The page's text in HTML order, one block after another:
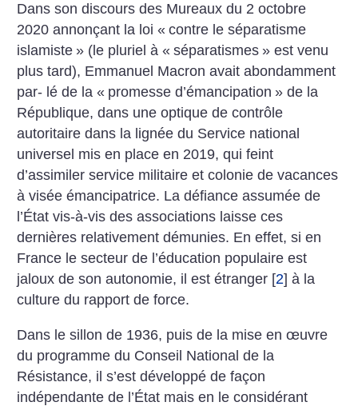
Dans son discours des Mureaux du 2 octobre
2020 annonçant la loi « contre le séparatisme
islamiste » (le pluriel à « séparatismes » est venu
plus tard), Emmanuel Macron avait abondamment
par- lé de la « promesse d’émancipation » de la
République, dans une optique de contrôle
autoritaire dans la lignée du Service national
universel mis en place en 2019, qui feint
d’assimiler service militaire et colonie de vacances
à visée émancipatrice. La défiance assumée de
l’État vis-à-vis des associations laisse ces
dernières relativement démunies. En effet, si en
France le secteur de l’éducation populaire est
jaloux de son autonomie, il est étranger [2] à la
culture du rapport de force.
Dans le sillon de 1936, puis de la mise en œuvre
du programme du Conseil National de la
Résistance, il s’est développé de façon
indépendante de l’État mais en le considérant